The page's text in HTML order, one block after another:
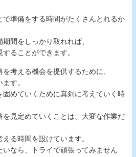
で準備をする時間がたくさんとれるか
間をしっかり取れれば、
ることができます。
考える機会を提供するために、
す。
固めていくために真剣に考えていく時
を見定めていくことは、大変な作業だ
る時間を設けています。
いなら、トライで頑張ってみません